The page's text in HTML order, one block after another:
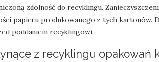
zdolność do recyklingu.
papieru produkowanego z tych kartonów.
poddaniem recyklingowi.
z recyklingu opakowań